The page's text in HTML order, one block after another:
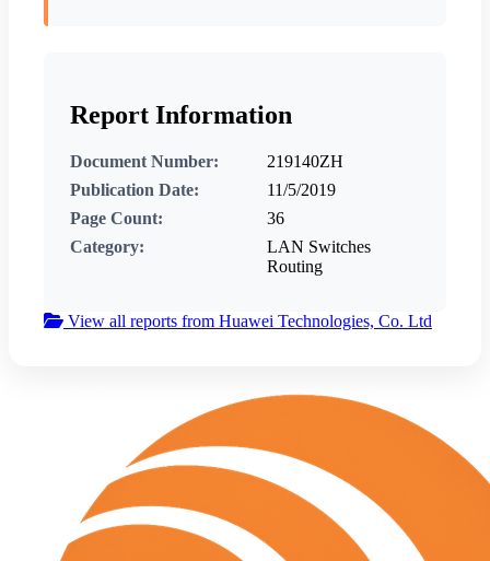
Report Information
Document Number:
219140ZH
Publication Date:
11/5/2019
Page Count:
36
Category:
LAN Switches
Routing
View all reports from Huawei Technologies, Co. Ltd